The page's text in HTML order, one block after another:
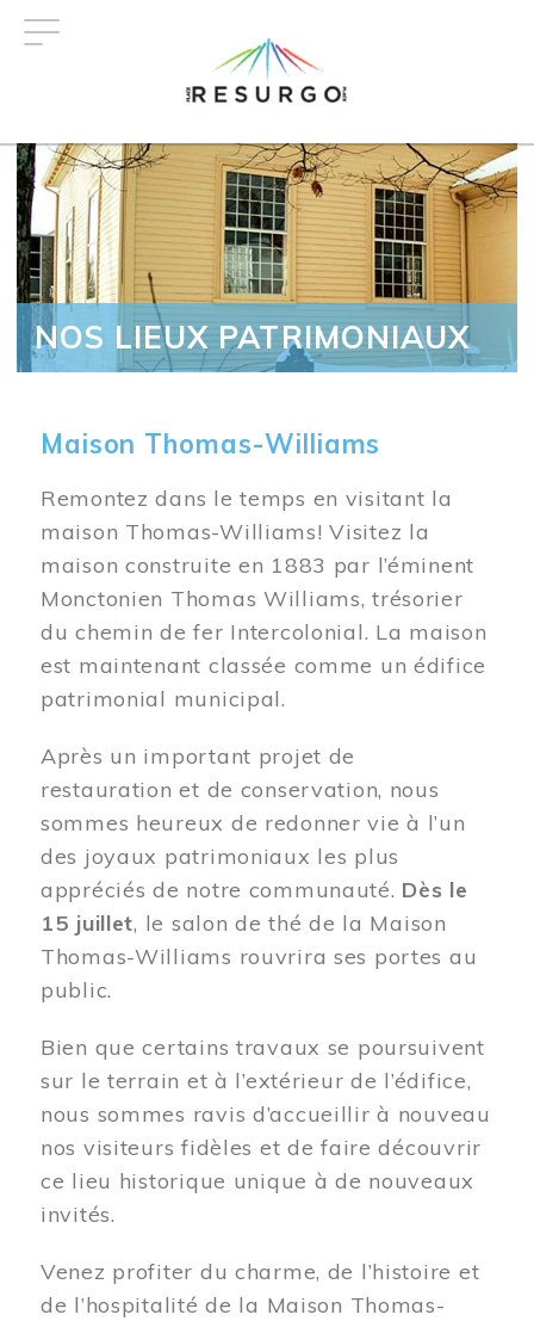
NOS LIEUX PATRIMONIAUX
Maison Thomas-Williams
Remontez dans le temps en visitant la
maison Thomas-Williams! Visitez la
maison construite en 1883 par l’éminent
Monctonien Thomas Williams, trésorier
du chemin de fer Intercolonial. La maison
est maintenant classée comme un édifice
patrimonial municipal.
Après un important projet de
restauration et de conservation, nous
sommes heureux de redonner vie à l’un
des joyaux patrimoniaux les plus
appréciés de notre communauté. Dès le
15 juillet, le salon de thé de la Maison
Thomas-Williams rouvrira ses portes au
public.
Bien que certains travaux se poursuivent
sur le terrain et à l’extérieur de l’édifice,
nous sommes ravis d’accueillir à nouveau
nos visiteurs fidèles et de faire découvrir
ce lieu historique unique à de nouveaux
invités.
Venez profiter du charme, de l’histoire et
de l’hospitalité de la Maison Thomas-